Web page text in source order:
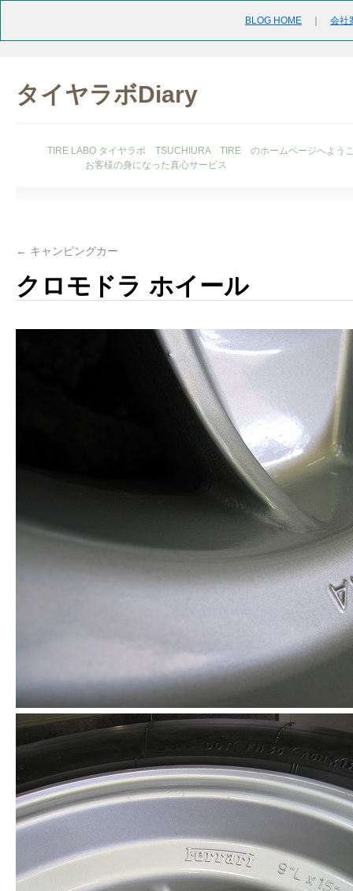
BLOG HOME 会社
タイヤラボDiary
TIRE LABO タイヤラボ TSUCHIURA TIRE のホームページへよう
お客様の身になった真心サービス
← キャンピングカー
クロモドラ ホイール